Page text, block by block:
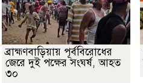
ব্রাহ্মণবাড়িয়ায় পূর্ববিরোধের
জেরে দুই পক্ষের সংঘর্ষ, আহত
৩০